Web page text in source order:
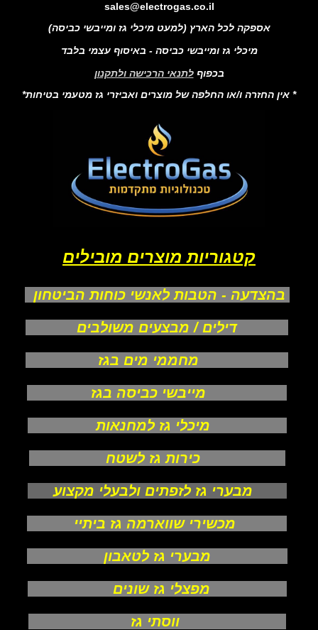
sales@electrogas.co.il
אספקה לכל הארץ (למעט מיכלי גז ומייבשי כביסה)
מיכלי גז ומייבשי כביסה - באיסוף עצמי בלבד
בכפוף לתנאי הרכישה ולתקנון
* אין החזרה ו/או החלפה של מוצרים ואביזרי גז מטעמי בטיחות*
קטגוריות מוצרים מובילים
בהצדעה - הטבות לאנשי כוחות הביטחון
דילים / מבצעים משולבים
מחממי מים בגז
מייבשי כביסה בגז
מיכלי גז למחנאות
כירות גז לשטח
מבערי גז לזפתים ולבעלי מקצוע
מכשירי שווארמה גז ביתיי
מבערי גז לטאבון
מפצלי גז שונים
ווסתי גז